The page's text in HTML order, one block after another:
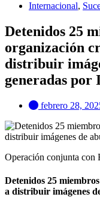
Internacional,
Detenidos 25
organización
distribuir
generadas por
febrero 28,
Operación conjunta con
Detenidos 25
a distribuir imágenes